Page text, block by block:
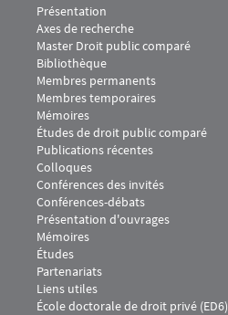
Menu Footer CDPC 1
Présentation
Axes de recherche
Master Droit public comparé
Bibliothèque
Menu Footer CDPC 2
Membres permanents
Membres temporaires
Mémoires
Études de droit public comparé
Menu Footer CDPC 3
Publications récentes
Colloques
Conférences des invités
Conférences-débats
Présentation d'ouvrages
Menu Footer CDPC 4
Mémoires
Études
Menu Footer CDPC 5
Partenariats
Liens utiles
École doctorale de droit privé (ED6)